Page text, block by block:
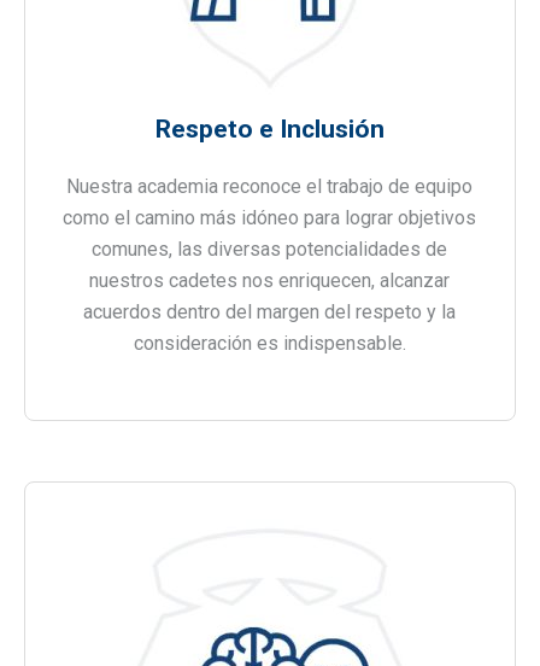
Respeto e Inclusión
Nuestra academia reconoce el trabajo de equipo
como el camino más idóneo para lograr objetivos
comunes, las diversas potencialidades de
nuestros cadetes nos enriquecen, alcanzar
acuerdos dentro del margen del respeto y la
consideración es indispensable.